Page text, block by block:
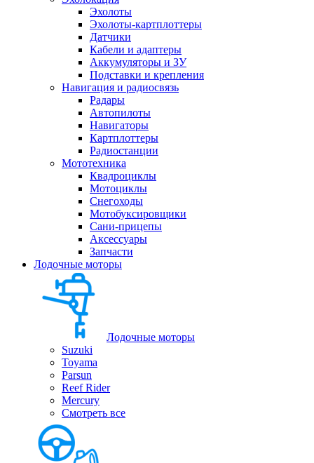
Эхолоты
Эхолоты-картплоттеры
Датчики
Кабели и адаптеры
Аккумуляторы и ЗУ
Подставки и крепления
Навигация и радиосвязь
Радары
Автопилоты
Навигаторы
Картплоттеры
Радиостанции
Мототехника
Квадроциклы
Мотоциклы
Снегоходы
Мотобуксировщики
Сани-прицепы
Аксессуары
Запчасти
Лодочные моторы
Лодочные моторы
Suzuki
Toyama
Parsun
Reef Rider
Mercury
Смотреть все